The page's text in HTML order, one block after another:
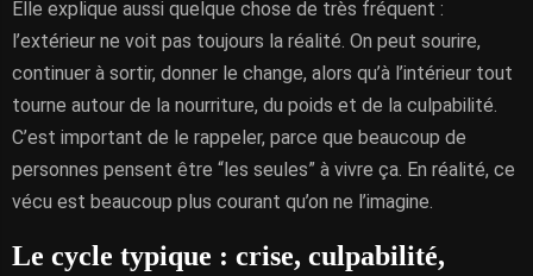
Elle explique aussi quelque chose de très fréquent :
l’extérieur ne voit pas toujours la réalité. On peut sourire,
continuer à sortir, donner le change, alors qu’à l’intérieur tout
tourne autour de la nourriture, du poids et de la culpabilité.
C’est important de le rappeler, parce que beaucoup de
personnes pensent être “les seules” à vivre ça. En réalité, ce
vécu est beaucoup plus courant qu’on ne l’imagine.
Le cycle typique : crise, culpabilité,